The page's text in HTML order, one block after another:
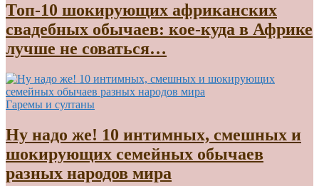
Топ-10 шокирующих африканских
свадебных обычаев: кое-куда в Африке
лучше не соваться…
Гаремы и султаны
Ну надо же! 10 интимных, смешных и
шокирующих семейных обычаев
разных народов мира